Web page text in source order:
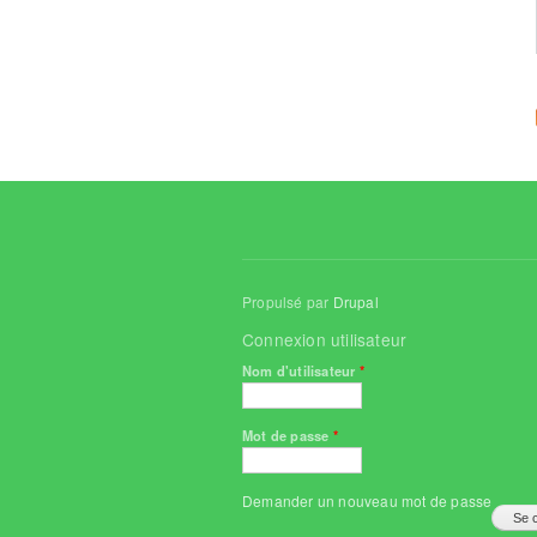
Propulsé par Drupal
Connexion utilisateur
Nom d'utilisateur *
Mot de passe *
Demander un nouveau mot de passe